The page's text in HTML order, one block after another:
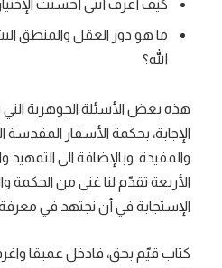
كيف أعرف أنني أحسنت
ما هو دور العقل والمنطق
الله؟
هذه بعض الأسئلة الجوهرية التي
الإجابة، بحكمة الأسفار المقدسة
والمفيدة. وبالإضافة الى
الأربعة تقدّم لنا غنى من الحكمة
الإستجابة في أن نجتهد في معرفة
كتاب قيّم بحق، فادخل عميقا